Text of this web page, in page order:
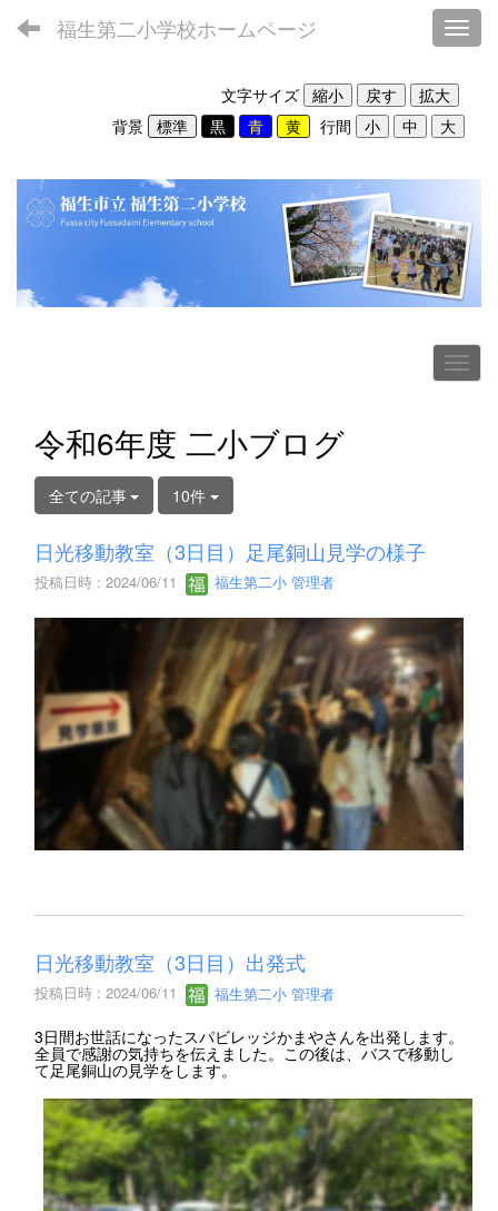
福生第二小学校ホームページ
文字サイズ
背景
行間
令和6年度 二小ブログ
全ての記事 10件
日光移動教室（3日目）足尾銅山見学の様子
投稿日時 : 2024/06/11 福生第二小 管理者
日光移動教室（3日目）出発式
投稿日時 : 2024/06/11 福生第二小 管理者
3日間お世話になったスパビレッジかまやさんを出発します。
全員で感謝の気持ちを伝えました。この後は、バスで移動し
て足尾銅山の見学をします。